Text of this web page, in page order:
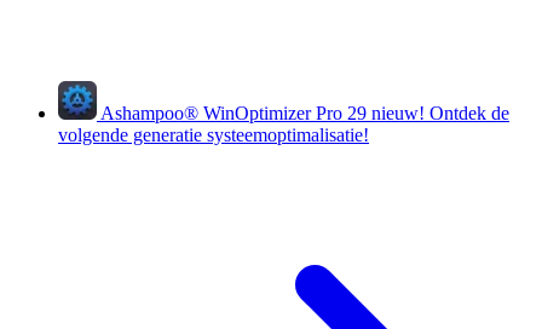
Ashampoo® WinOptimizer Pro 29 nieuw! Ontdek de
volgende generatie systeemoptimalisatie!